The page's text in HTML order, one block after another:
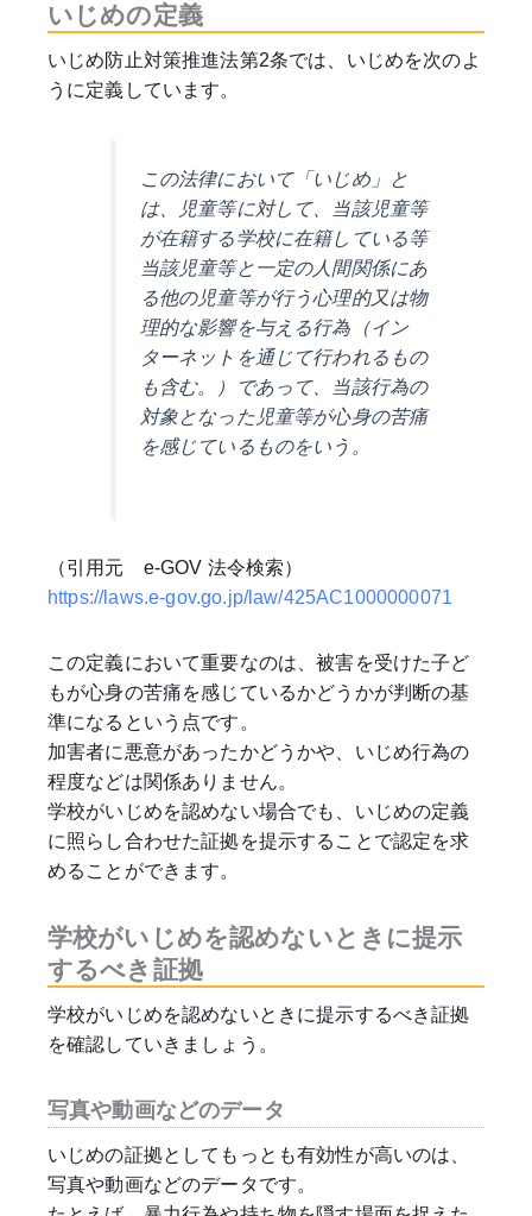
いじめの定義
いじめ防止対策推進法第2条では、いじめを次のよ
うに定義しています。
この法律において「いじめ」と
は、児童等に対して、当該児童等
が在籍する学校に在籍している等
当該児童等と一定の人間関係にあ
る他の児童等が行う心理的又は物
理的な影響を与える行為（イン
ターネットを通じて行われるもの
も含む。）であって、当該行為の
対象となった児童等が心身の苦痛
を感じているものをいう。
（引用元 e-GOV 法令検索）
https://laws.e-gov.go.jp/law/425AC1000000071
この定義において重要なのは、被害を受けた子ど
もが心身の苦痛を感じているかどうかが判断の基
準になるという点です。
加害者に悪意があったかどうかや、いじめ行為の
程度などは関係ありません。
学校がいじめを認めない場合でも、いじめの定義
に照らし合わせた証拠を提示することで認定を求
めることができます。
学校がいじめを認めないときに提示
するべき証拠
学校がいじめを認めないときに提示するべき証拠
を確認していきましょう。
写真や動画などのデータ
いじめの証拠としてもっとも有効性が高いのは、
写真や動画などのデータです。